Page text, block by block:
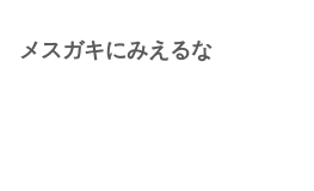
メスガキにみえるな